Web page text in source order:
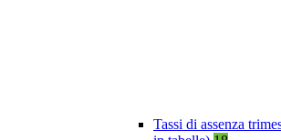
Tassi di assenza